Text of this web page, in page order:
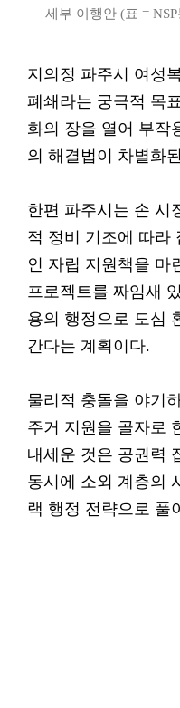
세부 이행안 (표 =
지의정 파주시 여성
폐쇄라는 궁극적 목
화의 장을 열어 부작
의 해결법이 차별화
한편 파주시는 손 시
적 정비 기조에 따라
인 자립 지원책을 마
프로젝트를 짜임새
용의 행정으로 도심
간다는 계획이다.
물리적 충돌을 야기
주거 지원을 골자로
내세운 것은 공권력
동시에 소외 계층의
랙 행정 전략으로 풀